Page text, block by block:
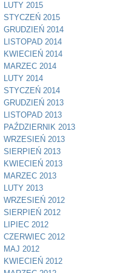
LUTY 2015
STYCZEŃ 2015
GRUDZIEŃ 2014
LISTOPAD 2014
KWIECIEŃ 2014
MARZEC 2014
LUTY 2014
STYCZEŃ 2014
GRUDZIEŃ 2013
LISTOPAD 2013
PAŹDZIERNIK 2013
WRZESIEŃ 2013
SIERPIEŃ 2013
KWIECIEŃ 2013
MARZEC 2013
LUTY 2013
WRZESIEŃ 2012
SIERPIEŃ 2012
LIPIEC 2012
CZERWIEC 2012
MAJ 2012
KWIECIEŃ 2012